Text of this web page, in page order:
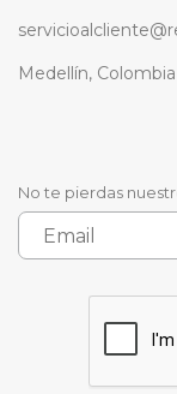
Medellín, Colombia
No te pierdas